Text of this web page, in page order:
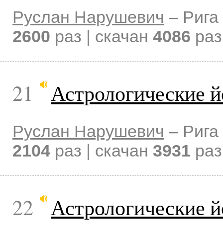
Руслан Нарушевич –
2600 раз | скачан 4086
21 Астрологические
Руслан Нарушевич –
2104 раз | скачан 3931
22 Астрологические